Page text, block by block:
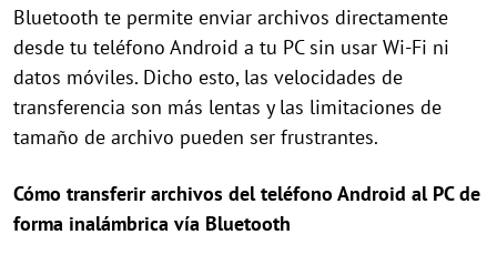
Bluetooth te permite enviar archivos directamente
desde tu teléfono Android a tu PC sin usar Wi-Fi ni
datos móviles. Dicho esto, las velocidades de
transferencia son más lentas y las limitaciones de
tamaño de archivo pueden ser frustrantes.
Cómo transferir archivos del teléfono Android al PC de
forma inalámbrica vía Bluetooth